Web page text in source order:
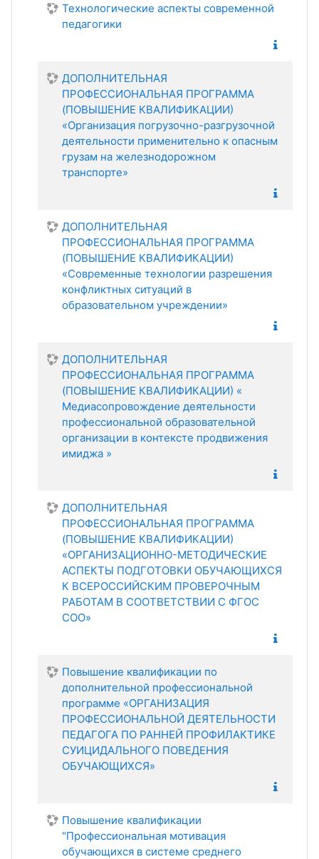
Технологические аспекты современной
педагогики
ДОПОЛНИТЕЛЬНАЯ
ПРОФЕССИОНАЛЬНАЯ ПРОГРАММА
(ПОВЫШЕНИЕ КВАЛИФИКАЦИИ)
«Организация погрузочно-разгрузочной
деятельности применительно к опасным
грузам на железнодорожном
транспорте»
ДОПОЛНИТЕЛЬНАЯ
ПРОФЕССИОНАЛЬНАЯ ПРОГРАММА
(ПОВЫШЕНИЕ КВАЛИФИКАЦИИ)
«Современные технологии разрешения
конфликтных ситуаций в
образовательном учреждении»
ДОПОЛНИТЕЛЬНАЯ
ПРОФЕССИОНАЛЬНАЯ ПРОГРАММА
(ПОВЫШЕНИЕ КВАЛИФИКАЦИИ) «
Медиасопровождение деятельности
профессиональной образовательной
организации в контексте продвижения
имиджа »
ДОПОЛНИТЕЛЬНАЯ
ПРОФЕССИОНАЛЬНАЯ ПРОГРАММА
(ПОВЫШЕНИЕ КВАЛИФИКАЦИИ)
«ОРГАНИЗАЦИОННО-МЕТОДИЧЕСКИЕ
АСПЕКТЫ ПОДГОТОВКИ ОБУЧАЮЩИХСЯ
К ВСЕРОССИЙСКИМ ПРОВЕРОЧНЫМ
РАБОТАМ В СООТВЕТСТВИИ С ФГОС
СОО»
Повышение квалификации по
дополнительной профессиональной
программе «ОРГАНИЗАЦИЯ
ПРОФЕССИОНАЛЬНОЙ ДЕЯТЕЛЬНОСТИ
ПЕДАГОГА ПО РАННЕЙ ПРОФИЛАКТИКЕ
СУИЦИДАЛЬНОГО ПОВЕДЕНИЯ
ОБУЧАЮЩИХСЯ»
Повышение квалификации
"Профессиональная мотивация
обучающихся в системе среднего